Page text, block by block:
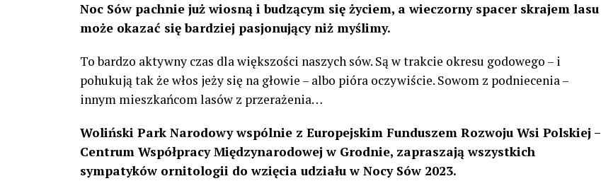
Noc Sów pachnie już wiosną i budzącym się życiem, a wieczorny spacer skrajem lasu
może okazać się bardziej pasjonujący niż myślimy.
To bardzo aktywny czas dla większości naszych sów. Są w trakcie okresu godowego – i
pohukują tak że włos jeży się na głowie – albo pióra oczywiście. Sowom z podniecenia –
innym mieszkańcom lasów z przerażenia…
Woliński Park Narodowy wspólnie z Europejskim Funduszem Rozwoju Wsi Polskiej –
Centrum Współpracy Międzynarodowej w Grodnie, zapraszają wszystkich
sympatyków ornitologii do wzięcia udziału w Nocy Sów 2023.